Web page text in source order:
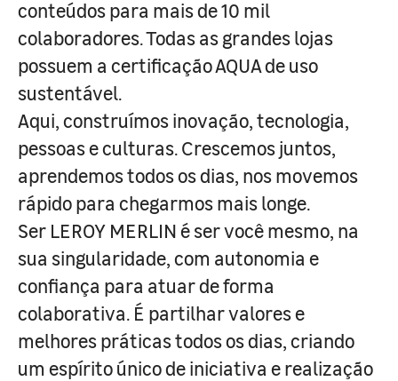
conteúdos para mais de 10 mil
colaboradores. Todas as grandes lojas
possuem a certificação AQUA de uso
sustentável.
Aqui, construímos inovação, tecnologia,
pessoas e culturas. Crescemos juntos,
aprendemos todos os dias, nos movemos
rápido para chegarmos mais longe.
Ser LEROY MERLIN é ser você mesmo, na
sua singularidade, com autonomia e
confiança para atuar de forma
colaborativa. É partilhar valores e
melhores práticas todos os dias, criando
um espírito único de iniciativa e realização